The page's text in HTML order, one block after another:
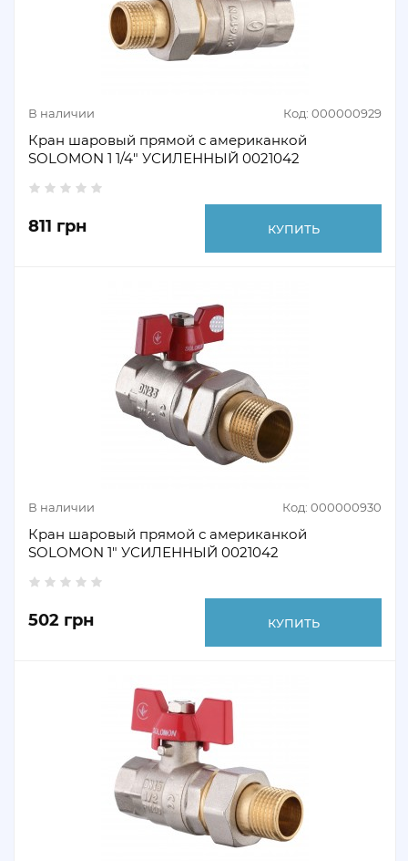
В наличии Код: 000000929
Кран шаровый прямой с американкой
SOLOMON 1 1/4" УСИЛЕННЫЙ 0021042
811 грн КУПИТЬ
В наличии Код: 000000930
Кран шаровый прямой с американкой
SOLOMON 1" УСИЛЕННЫЙ 0021042
502 грн КУПИТЬ